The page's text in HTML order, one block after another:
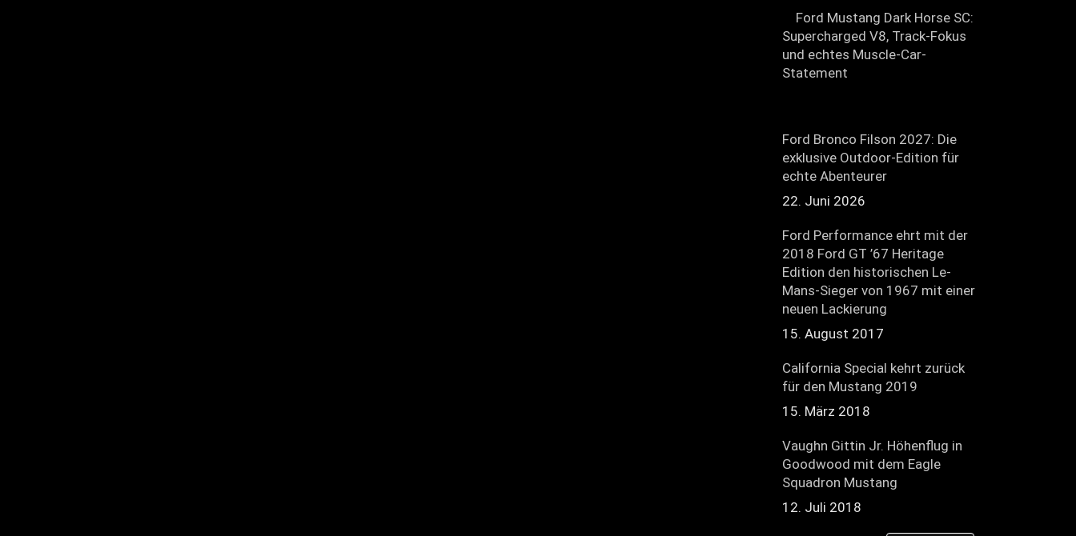
Ford Mustang Dark Horse SC:
Supercharged V8, Track-Fokus
und echtes Muscle-Car-
Statement
Ford Bronco Filson 2027: Die
exklusive Outdoor-Edition für
echte Abenteurer
22. Juni 2026
Ford Performance ehrt mit der
2018 Ford GT ’67 Heritage
Edition den historischen Le-
Mans-Sieger von 1967 mit einer
neuen Lackierung
15. August 2017
California Special kehrt zurück
für den Mustang 2019
15. März 2018
Vaughn Gittin Jr. Höhenflug in
Goodwood mit dem Eagle
Squadron Mustang
12. Juli 2018